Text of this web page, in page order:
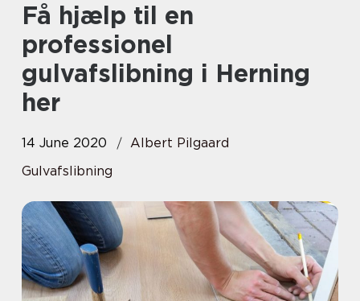
Få hjælp til en
professionel
gulvafslibning i Herning
her
14 June 2020
Albert Pilgaard
Gulvafslibning